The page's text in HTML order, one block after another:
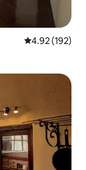
평점 4.92점(5
4.92 (192)